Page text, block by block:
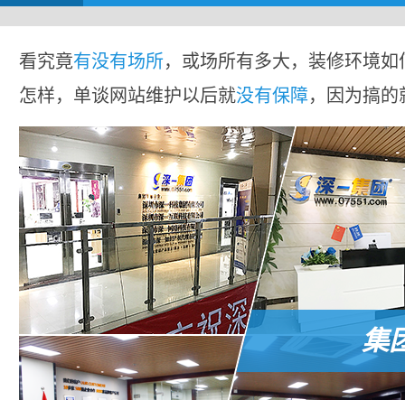
看究竟有没有场所，或场所有多大，装修环境
怎样，单谈网站维护以后就没有保障，因为搞
集